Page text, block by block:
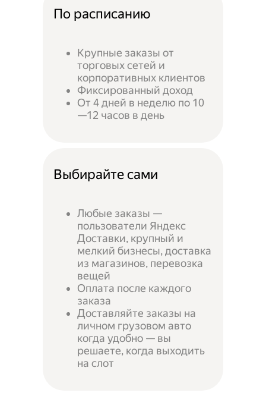
По расписанию
Крупные заказы от
торговых сетей и
корпоративных клиентов
Фиксированный доход
От 4 дней в неделю по 10
—12 часов в день
Выбирайте сами
Любые заказы —
пользователи Яндекс
Доставки, крупный и
мелкий бизнесы, доставка
из магазинов, перевозка
вещей
Оплата после каждого
заказа
Доставляйте заказы на
личном грузовом авто
когда удобно — вы
решаете, когда выходить
на слот